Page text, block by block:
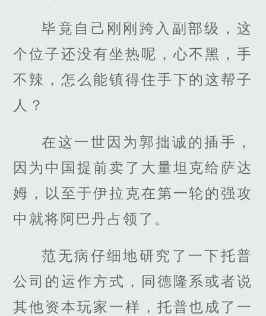
毕竟自己刚刚跨入副部级，这
个位子还没有坐热呢，心不黑，手
不辣，怎么能镇得住手下的这帮子
人？
在这一世因为郭拙诚的插手，
因为中国提前卖了大量坦克给萨达
姆，以至于伊拉克在第一轮的强攻
中就将阿巴丹占领了。
范无病仔细地研究了一下托普
公司的运作方式，同德隆系或者说
其他资本玩家一样，托普也成了一